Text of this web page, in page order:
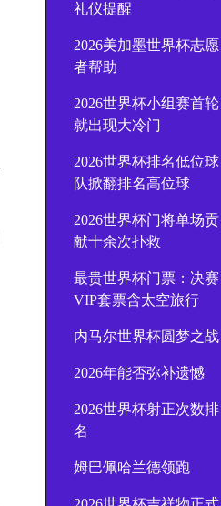
礼仪提醒
2026美加墨世界杯志愿
者帮助
2026世界杯小组赛首轮
就出现大冷门
2026世界杯排名低位球
队掀翻排名高位球
2026世界杯门将单场贡
献十余次扑救
最贵世界杯门票：决赛
VIP套票含太空旅行
内马尔世界杯圆梦之战
2026年能否弥补遗憾
2026世界杯射正次数排
名
姆巴佩哈兰德领跑